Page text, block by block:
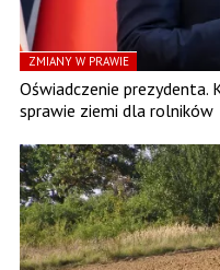
ZMIANY W PRAWIE
Oświadczenie prezydenta.
sprawie ziemi dla rolników